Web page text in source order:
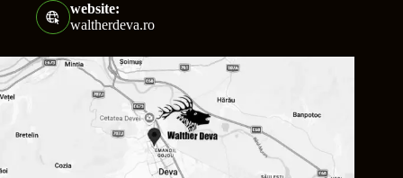
website:
waltherdeva.ro